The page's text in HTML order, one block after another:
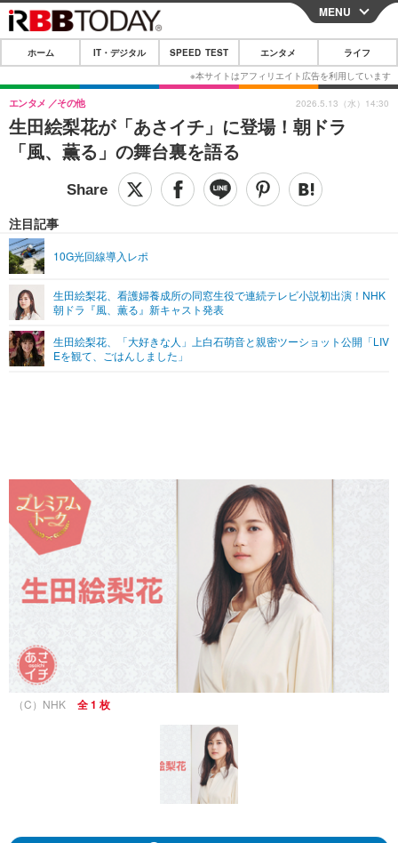
CLOSE
ホーム
IT・デジタル
IT・デジタルTOP スマートフォン
ショッピング その他
SPEED TEST
エンタメTOP 映画・ドラマ
グラビア
ショッピング その他
ライフTOP
その他
リリース一覧
プッシュ通知の停止方法
MENU
ホーム IT・デジタル SPEED TEST エンタメ ライフ
生田絵梨花が「あさイチ」に登場！朝ドラ
「風、薫る」の舞台裏を語る
エンタメ その他
注目記事
10G光回線導入レポ
生田絵梨花、看護婦養成所の同窓生役で連続テレビ小説初出演！NHK
朝ドラ『風、薫る』新キャスト発表
生田絵梨花、「大好きな人」上白石萌音と親密ツーショット公開「LIV
Eを観て、ごはんしました」
2026.5.13（水）14:30
（C）NHK 全 1 枚